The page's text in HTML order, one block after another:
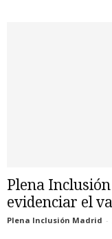
Plena
evidenciar el
Plena Inclusión Madrid -